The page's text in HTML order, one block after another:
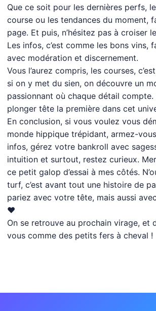
Que ce soit pour les dernières perfs,
course ou les tendances du moment,
page. Et puis, n’hésitez pas à croiser
Les infos, c’est comme les bons vins,
avec modération et discernement.
Vous l’aurez compris, les courses,
si on y met du sien, on découvre un
passionnant où chaque détail
plonger tête la première dans cet
En conclusion, si vous voulez vous
monde hippique trépidant, armez-
infos, gérez votre bankroll avec
intuition et surtout, restez curieux.
ce petit galop d’essai à mes côtés.
turf, c’est avant tout une histoire de
pariez avec votre tête, mais aussi
❤️
On se retrouve au prochain virage, et
vous comme des petits fers à cheval !